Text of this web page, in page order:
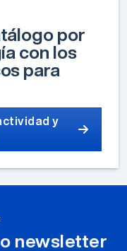
por
con los
para
y
newsletter